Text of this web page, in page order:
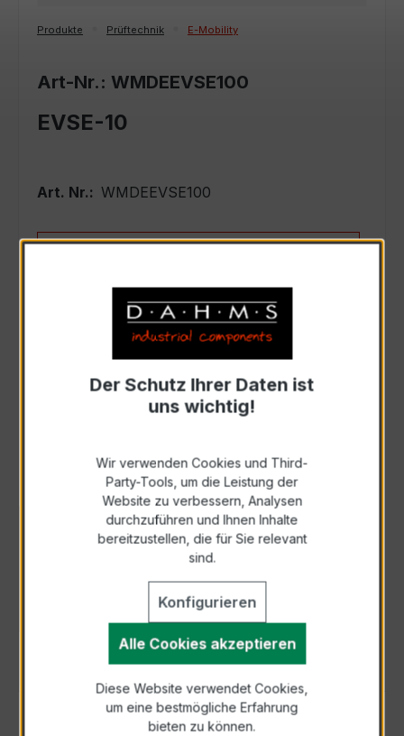
Produkte Prüftechnik E-Mobility
Art-Nr.: WMDEEVSE100
EVSE-10
Art. Nr.: WMDEEVSE100
Zur Sammelanfrage hinzufügen
Anfrage telefonisch
Als PDF exportieren
BESCHREIBUNG
Umfassende Diagnose der Ladestation mit
einem einzigen Gerät Der Multifunktionstester
EVSE-100 ist ein Gerät zur P…Mehr
TECHNISCHE DATEN
Der Schutz Ihrer Daten ist
uns wichtig!
Wir verwenden Cookies und Third-
Party-Tools, um die Leistung der
Website zu verbessern, Analysen
durchzuführen und Ihnen Inhalte
bereitzustellen, die für Sie relevant
sind.
Konfigurieren
Alle Cookies akzeptieren
Diese Website verwendet Cookies,
um eine bestmögliche Erfahrung
bieten zu können.